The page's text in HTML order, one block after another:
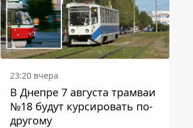
23:20 вчера
В Днепре 7 августа трамваи
№18 будут курсировать по-
другому